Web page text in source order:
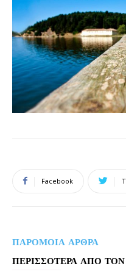
Facebook
ΠΑΡΟΜΟΙΑ ΑΡΘΡΑ
ΠΕΡΙΣΣΟΤΕΡΑ ΑΠΟ